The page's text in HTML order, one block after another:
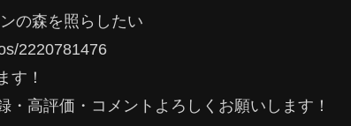
の森を照らしたい
2220781476
す！
・高評価・コメントよろしくお願いします！